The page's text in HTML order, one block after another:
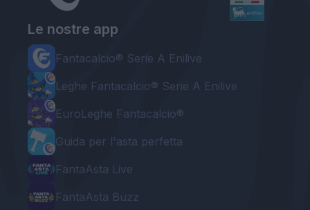
Le nostre app
Fantacalcio® Serie A Enilive
Leghe Fantacalcio® Serie A Enilive
EuroLeghe Fantacalcio®
Guida per l'asta perfetta
FantaAsta Live
FantaAsta Buzz